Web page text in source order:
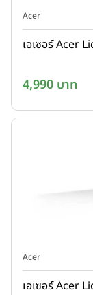
Acer
เอเซอร์ Acer
4,990 บาท
Acer
เอเซอร์ Acer